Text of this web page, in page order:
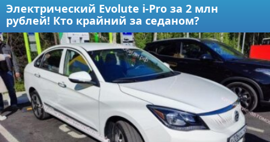
Электрический Evolute i-Pro за 2 млн
рублей! Кто крайний за седаном?